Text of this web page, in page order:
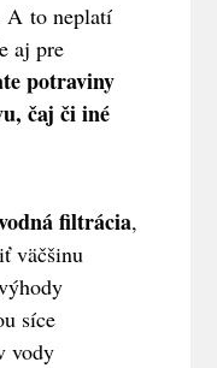
A to neplatí
aj pre
potraviny
čaj či iné
filtrácia,
väčšinu
síce
vody